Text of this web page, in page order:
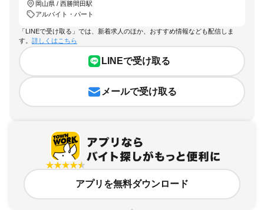
岡山県 / 西勝間田駅
アルバイト・パート
「LINEで受け取る」では、新着求人のほか、おすすめ情報なども配信しま
す。 詳しくはこちら
LINEで受け取る
メールで受け取る
アプリを無料ダウンロード